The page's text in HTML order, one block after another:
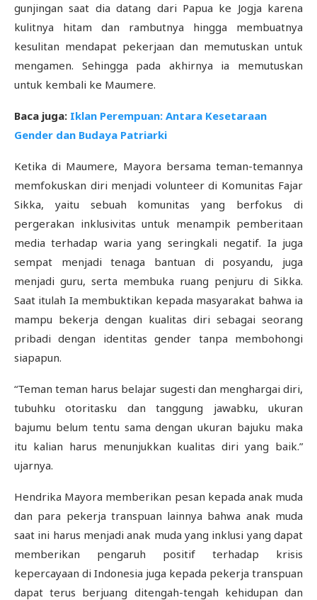
gunjingan saat dia datang dari Papua ke Jogja karena
kulitnya hitam dan rambutnya hingga membuatnya
kesulitan mendapat pekerjaan dan memutuskan untuk
mengamen. Sehingga pada akhirnya ia memutuskan
untuk kembali ke Maumere.
Baca juga: Iklan Perempuan: Antara Kesetaraan
Gender dan Budaya Patriarki
Ketika di Maumere, Mayora bersama teman-temannya
memfokuskan diri menjadi volunteer di Komunitas Fajar
Sikka, yaitu sebuah komunitas yang berfokus di
pergerakan inklusivitas untuk menampik pemberitaan
media terhadap waria yang seringkali negatif. Ia juga
sempat menjadi tenaga bantuan di posyandu, juga
menjadi guru, serta membuka ruang penjuru di Sikka.
Saat itulah Ia membuktikan kepada masyarakat bahwa ia
mampu bekerja dengan kualitas diri sebagai seorang
pribadi dengan identitas gender tanpa membohongi
siapapun.
“Teman teman harus belajar sugesti dan menghargai diri,
tubuhku otoritasku dan tanggung jawabku, ukuran
bajumu belum tentu sama dengan ukuran bajuku maka
itu kalian harus menunjukkan kualitas diri yang baik.”
ujarnya.
Hendrika Mayora memberikan pesan kepada anak muda
dan para pekerja transpuan lainnya bahwa anak muda
saat ini harus menjadi anak muda yang inklusi yang dapat
memberikan pengaruh positif terhadap krisis
kepercayaan di Indonesia juga kepada pekerja transpuan
dapat terus berjuang ditengah-tengah kehidupan dan